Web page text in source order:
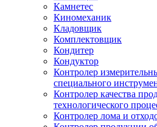
Камнетес
Киномеханик
Кладовщик
Комплектовщик
Кондитер
Кондуктор
Контролер
специального
Контролер качества
технологического
Контролер лома и